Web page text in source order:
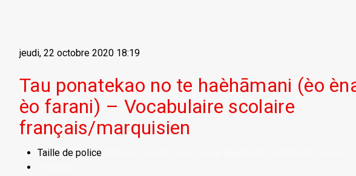
jeudi, 22 octobre 2020 18:19
Tau ponatekao no te haèhāmani (èo
èo farani) – Vocabulaire scolaire
français/marquisien
Taille de police